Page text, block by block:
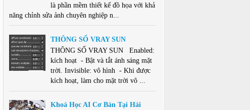
là phần mềm thiết kế đồ họa với khả
năng chỉnh sửa ảnh chuyên nghiệp n...
THÔNG SỐ VRAY SUN
THÔNG SỐ VRAY SUN Enabled:
kích hoạt - Bật và tắt ánh sáng mặt
trời. Invisible: vô hình - Khi được
kích hoạt, làm cho mặt trời vô ...
Khoá Học AI Cơ Bản Tại Hải